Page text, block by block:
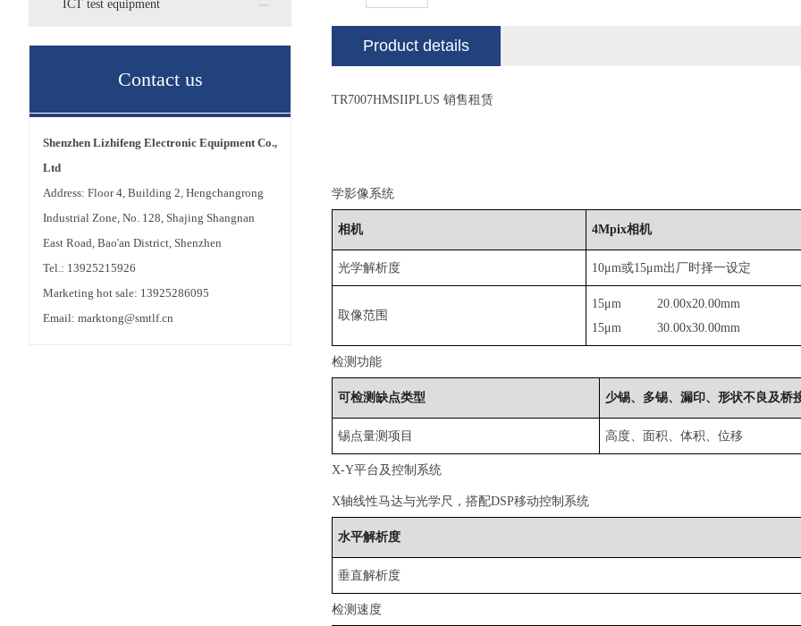
ICT test equipment
Contact us
Shenzhen Lizhifeng Electronic Equipment Co.,
Ltd
Address: Floor 4, Building 2, Hengchangrong
Industrial Zone, No. 128, Shajing Shangnan
East Road, Bao'an District, Shenzhen
Tel.: 13925215926
Marketing hot sale: 13925286095
Email: marktong@smtlf.cn
Product details
TR7007HMSIIPLUS 销售租赁
学影像系统
相机 4Mpix相机
光学解析度 10μm或15μm出厂时择一设定
取像范围
15μm 20.00x20.00mm
15μm 30.00x30.00mm
检测功能
可检测缺点类型 少锡、多锡、漏印、形状不良及桥
锡点量测项目 高度、面积、体积、位移
X-Y平台及控制系统
X轴线性马达与光学尺，搭配DSP移动控制系统
水平解析度
垂直解析度
检测速度